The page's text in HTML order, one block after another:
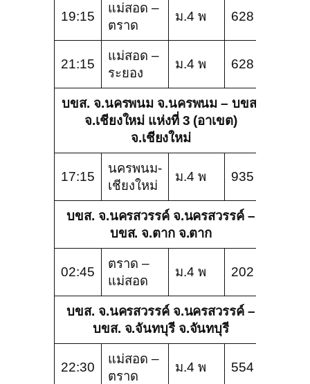
19:15
แม่สอด –
ตราด
ม.4 พ 628
21:15
แม่สอด –
ระยอง
ม.4 พ 628
บขส. จ.นครพนม จ.นครพนม – บขส.
จ.เชียงใหม่ แห่งที่ 3 (อาเขต)
จ.เชียงใหม่
17:15
นครพนม-
เชียงใหม่
ม.4 พ 935
บขส. จ.นครสวรรค์ จ.นครสวรรค์ –
บขส. จ.ตาก จ.ตาก
02:45
ตราด –
แม่สอด
ม.4 พ 202
บขส. จ.นครสวรรค์ จ.นครสวรรค์ –
บขส. จ.จันทบุรี จ.จันทบุรี
22:30
แม่สอด –
ตราด
ม.4 พ 554